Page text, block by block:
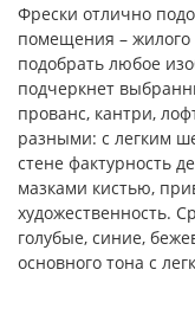
Фрески отлично
помещения –
подобрать любое
подчеркнет
прованс, кантри,
разными: с легким
стене фактурность
мазками кистью,
художественность.
голубые, синие,
основного тона с